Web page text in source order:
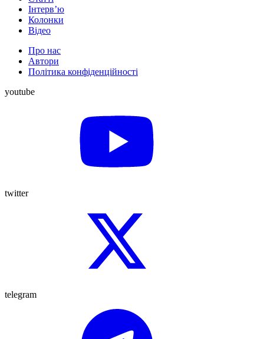
Інтерв’ю
Колонки
Відео
Про нас
Автори
Політика конфіденційності
youtube
twitter
telegram